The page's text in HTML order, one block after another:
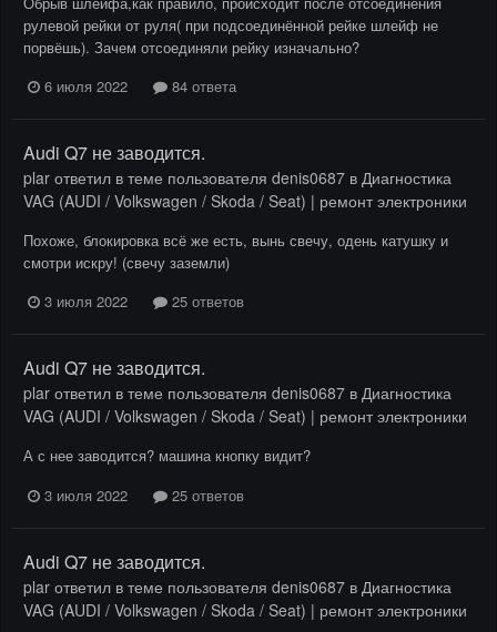
рулевой рейки от руля( при подсоединённой рейке шлейф не
порвёшь). Зачем отсоединяли рейку изначально?
6 июля 2022
84 ответа
Audi Q7 не заводится.
plar ответил в теме пользователя denis0687 в Диагностика
VAG (AUDI / Volkswagen / Skoda / Seat) | ремонт электроники
Похоже, блокировка всё же есть, вынь свечу, одень катушку и
смотри искру! (свечу заземли)
3 июля 2022
25 ответов
Audi Q7 не заводится.
plar ответил в теме пользователя denis0687 в Диагностика
VAG (AUDI / Volkswagen / Skoda / Seat) | ремонт электроники
А с нее заводится? машина кнопку видит?
3 июля 2022
25 ответов
Audi Q7 не заводится.
plar ответил в теме пользователя denis0687 в Диагностика
VAG (AUDI / Volkswagen / Skoda / Seat) | ремонт электроники